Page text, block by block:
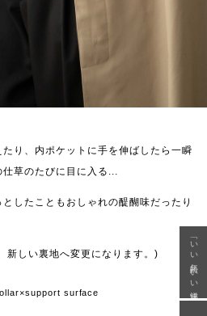
り、内ポケットに手を伸ばしたら一瞬
草のたびに目に入る...
したこともおしゃれの醍醐味だったり
新しい裏地へ変更になります。)
surface
「いい年齢 いい洋服」